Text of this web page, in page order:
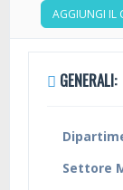
AGGIUNGI IL
GENERALI:
Settore